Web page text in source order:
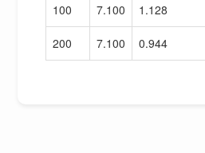
100 7.100 1.128
200 7.100 0.944